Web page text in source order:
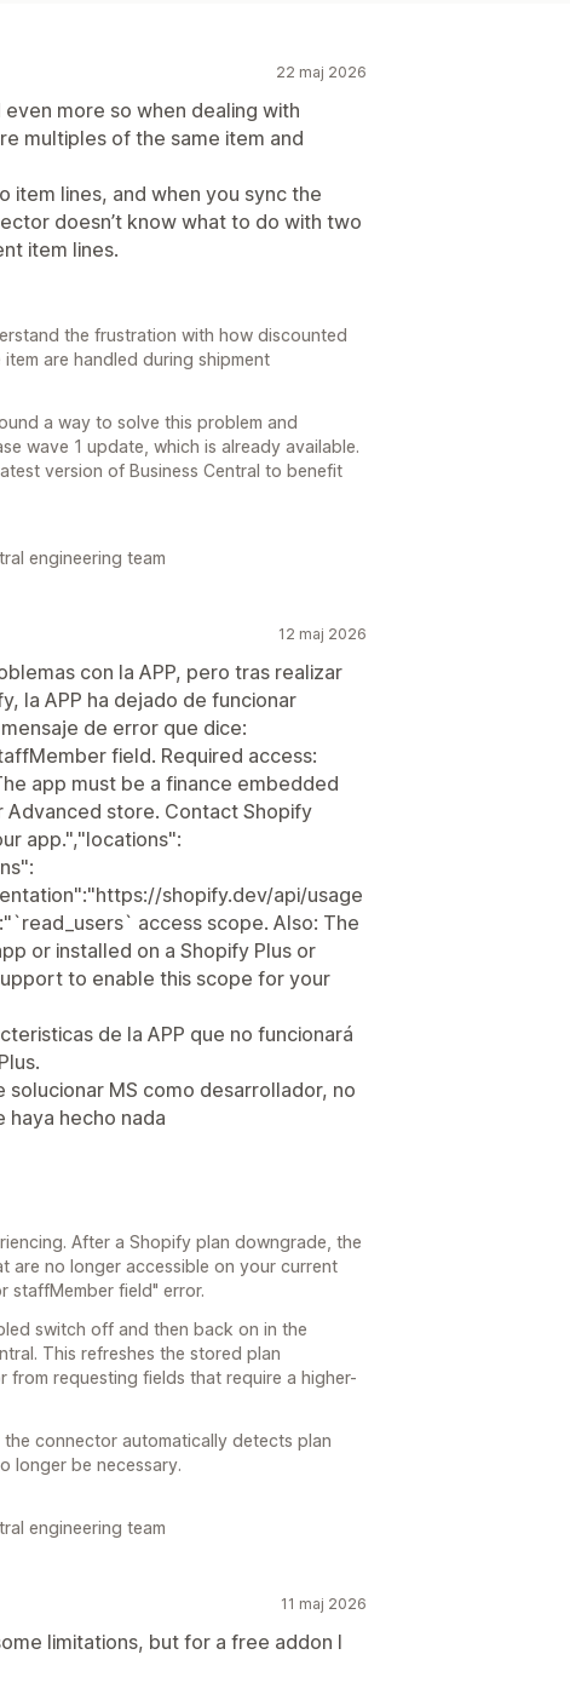
22 maj 2026
more so when dealing with
multiples of the same item and
item lines, and when you sync the
doesn’t know what to do with two
item lines.
the frustration with how discounted
are handled during shipment
a way to solve this problem and
wave 1 update, which is already available.
version of Business Central to benefit
engineering team
12 maj 2026
con la APP, pero tras realizar
la APP ha dejado de funcionar
de error que dice:
field. Required access:
app must be a finance embedded
Advanced store. Contact Shopify
app.","locations":
shopify.dev/api/usage
access scope. Also: The
or installed on a Shopify Plus or
to enable this scope for your
de la APP que no funcionará
MS como desarrollador, no
hecho nada
After a Shopify plan downgrade, the
are no longer accessible on your current
staffMember field" error.
switch off and then back on in the
This refreshes the stored plan
requesting fields that require a higher-
connector automatically detects plan
longer be necessary.
engineering team
11 maj 2026
limitations, but for a free addon I